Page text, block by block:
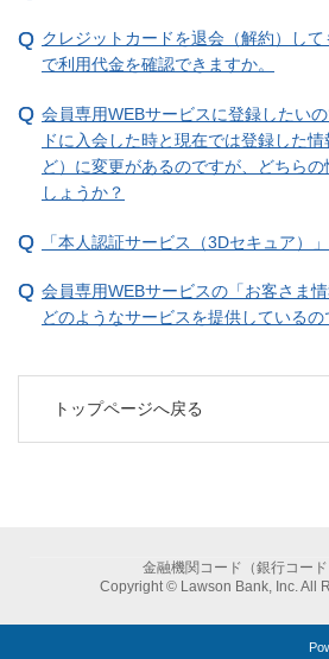
クレジットカードを退会（解約）して
で利用代金を確認できますか。
会員専用WEBサービスに登録したい
ドに入会した時と現在では登録した
ど）に変更があるのですが、どちら
しょうか？
「本人認証サービス（3Dセキュア）
会員専用WEBサービスの「お客さま
どのようなサービスを提供しているの
トップページへ戻る
金融機関コード（銀行コー
Copyright © Lawson Bank, Inc. All